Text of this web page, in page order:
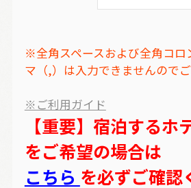
※全角スペースおよび全角コロ
マ（,）は入力できませんのでご
※ご利用ガイド
【重要】宿泊するホ
をご希望の場合は
こちら を必ずご確認